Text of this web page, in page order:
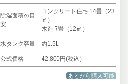
除湿面積の目
安
コンクリート住宅 14畳（23
㎡）
木造 7畳（12㎡）
水タンク容量 約1.5L
公式価格 42,800円(税込）
あとから購入可能